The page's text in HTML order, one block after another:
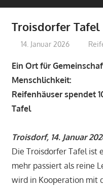
Troisdorfer Tafel
14. Januar 2026
Ein Ort für
Menschlichkeit:
Reifenhäuser spendet
Tafel
Troisdorf, 14. Januar
Die Troisdorfer Tafel ist
mehr passiert als reine
wird in Kooperation mit